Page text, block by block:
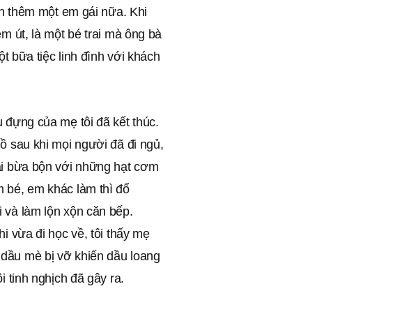
thêm một em gái nữa. Khi
út, là một bé trai mà ông bà
bữa tiệc linh đình với khách
đựng của mẹ tôi đã kết thúc.
sau khi mọi người đã đi ngủ,
bừa bộn với những hạt cơm
bé, em khác làm thì đổ
làm lộn xộn căn bếp.
vừa đi học về, tôi thấy mẹ
mè bị vỡ khiến dầu loang
tinh nghịch đã gây ra.